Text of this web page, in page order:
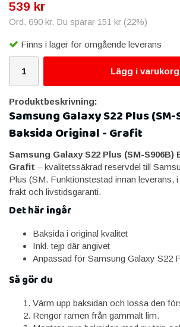
539 kr
Ord. 690 kr. Du sparar 151 kr (22%)
Finns i lager för omgående leverans
Lägg i
Produktbeskrivning:
Samsung Galaxy S22 Plus
Baksida Original - Grafit
Samsung Galaxy S22 Plus (SM-S906B)
Grafit – kvalitetssäkrad reservdel till
Plus (SM. Funktionstestad innan leverans,
frakt och livstidsgaranti.
Det här ingår
Baksida i original kvalitet
Inkl. tejp där angivet
Anpassad för Samsung Galaxy S22
Så gör du
Värm upp baksidan och lossa den
Rengör ramen från gammalt lim.